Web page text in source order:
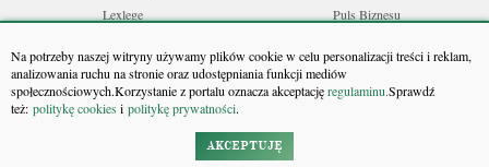
Na potrzeby naszej witryny używamy plików cookie w celu personalizacji treści i reklam,
analizowania ruchu na stronie oraz udostępniania funkcji mediów
społecznościowych.Korzystanie z portalu oznacza akceptacjęregulaminu.Sprawdź
też: politykę cookiesi politykę prywatności.
AKCEPTUJĘ
Lexlege
Skarbowcy
Urzędnik
Rzeczoznawca
Puls Biznesu
Puls Medycyny
Monitor Firm